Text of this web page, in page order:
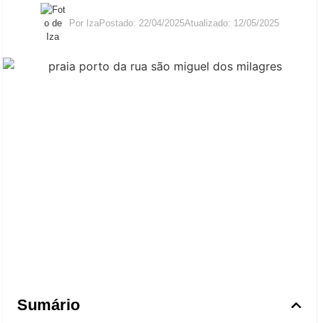
PorIzaPostado: 22/04/2025Atualizado: 12/05/2025
Sumário